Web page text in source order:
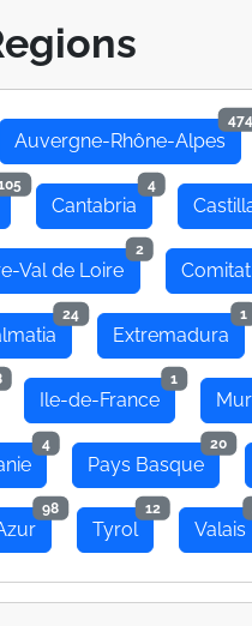
Auvergne-Rhône-Alpes
474
Cantabria
4
Val de Loire
2
24
Extremadura
1
Ile-de-France
1
4
Pays Basque
20
98
Tyrol
12
Valais